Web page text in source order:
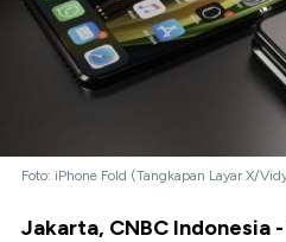
Foto: iPhone Fold (Tangkapan Layar X/
Jakarta, CNBC Indonesia -